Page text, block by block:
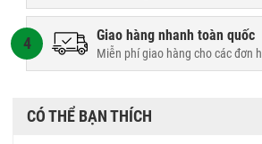
4 Giao hàng nhanh toàn quốc
Miễn phí giao hàng cho các đơn
CÓ THỂ BẠN THÍCH